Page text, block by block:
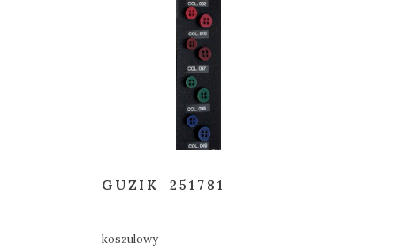
GUZIK 251781
koszulowy